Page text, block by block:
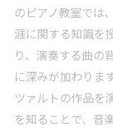
のピアノ教室では
涯に関する知識を
り、演奏する曲の
に深みが加わりま
ツァルトの作品を
を知ることで、音